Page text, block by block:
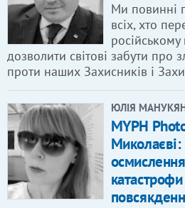
Ми повинні
всіх, хто
російському
дозволити світові забути про
проти наших Захисників і
ЮЛІЯ
MYPH
Миколаєві:
осмислення
катастрофи